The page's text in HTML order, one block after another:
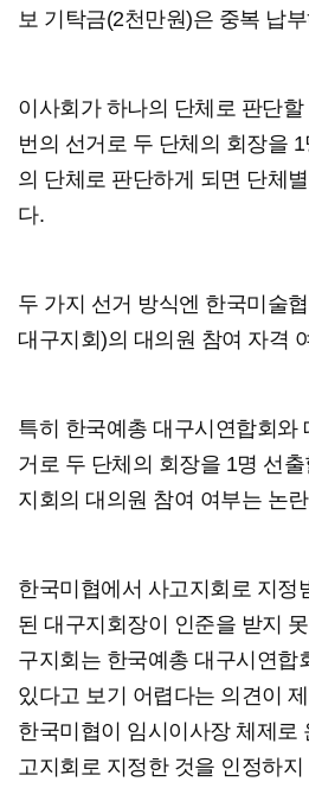
보 기탁금(2천만원)은 중복 납
이사회가 하나의 단체로 판단
번의 선거로 두 단체의 회장을
의 단체로 판단하게 되면 단체
다.
두 가지 선거 방식엔 한국미술
대구지회)의 대의원 참여 자격
특히 한국예총 대구시연합회와
거로 두 단체의 회장을 1명 선
지회의 대의원 참여 여부는 논
한국미협에서 사고지회로 지정
된 대구지회장이 인준을 받지
구지회는 한국예총 대구시연합
있다고 보기 어렵다는 의견이
한국미협이 임시이사장 체제로
고지회로 지정한 것을 인정하